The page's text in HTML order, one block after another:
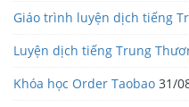
Giáo trình luyện dịch tiếng
Luyện dịch tiếng Trung
Khóa học Order Taobao 31/